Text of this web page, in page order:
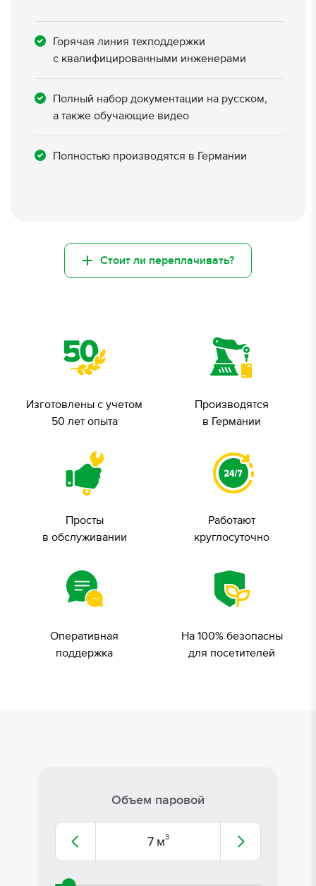
Горячая линия техподдержки
с квалифицированными инженерами
Полный набор документации на русском,
а также обучающие видео
Полностью производятся в Германии
Стоит ли переплачивать?
Изготовлены с учетом
50 лет опыта
Производятся
в Германии
Просты
в обслуживании
Работают
круглосуточно
Оперативная
поддержка
На 100% безопасны
для посетителей
Объем паровой
7 м3